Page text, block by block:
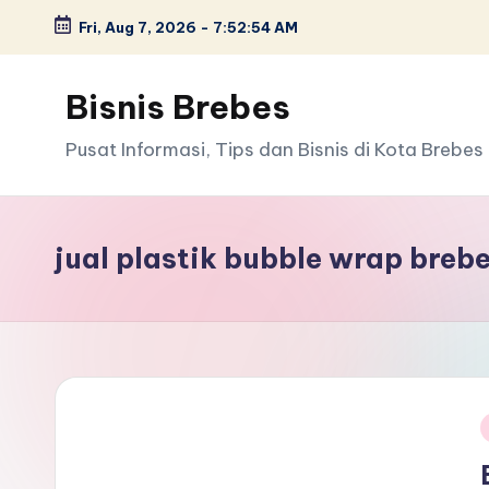
Skip
content
Fri, Aug 7, 2026 - 7:52:54 AM
Bisnis Brebes
Pusat Informasi, Tips dan Bisnis di Kota Brebes
jual plastik bubble wrap